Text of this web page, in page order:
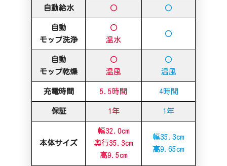
自動給水 〇 〇
自動
モップ洗浄
〇
温水
〇
自動
モップ乾燥
〇
温風
〇
温風
充電時間 5.5時間 4時間
保証 1年 1年
本体サイズ
幅32.0cm
奥行35.3cm
高9.5cm
幅35.3cm
高9.65cm